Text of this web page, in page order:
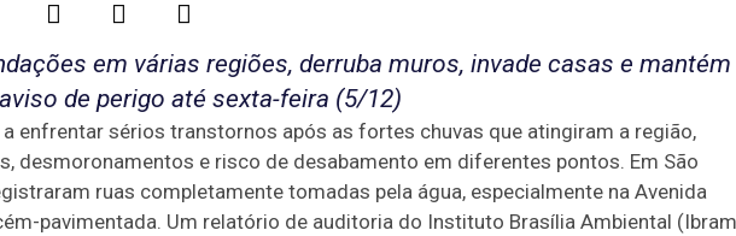
em várias regiões, derruba muros, invade casas e mantém
de perigo até sexta-feira (5/12)
enfrentar sérios transtornos após as fortes chuvas que atingiram a região,
desmoronamentos e risco de desabamento em diferentes pontos. Em São
ruas completamente tomadas pela água, especialmente na Avenida
pavimentada. Um relatório de auditoria do Instituto Brasília Ambiental